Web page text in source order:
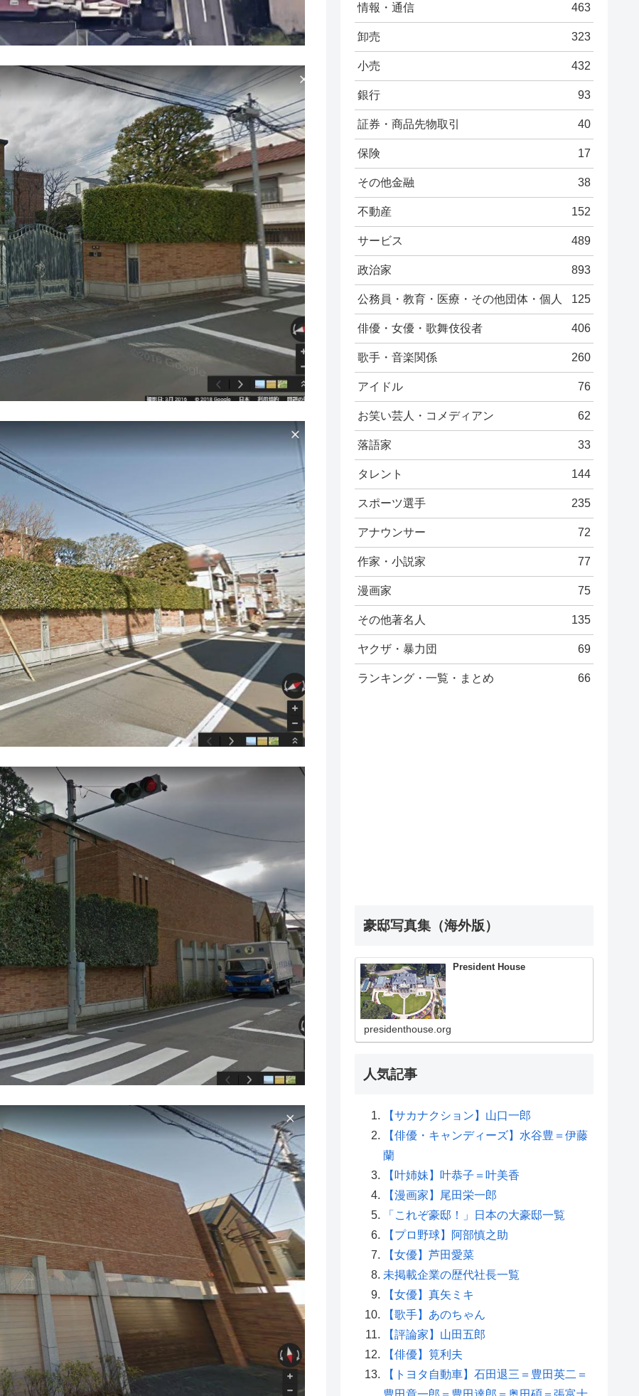
情報・通信 463
卸売 323
小売 432
銀行 93
証券・商品先物取引 40
保険 17
その他金融 38
不動産 152
サービス 489
政治家 893
公務員・教育・医療・その他団体・個人 125
俳優・女優・歌舞伎役者 406
歌手・音楽関係 260
アイドル 76
お笑い芸人・コメディアン 62
落語家 33
タレント 144
スポーツ選手 235
アナウンサー 72
作家・小説家 77
漫画家 75
その他著名人 135
ヤクザ・暴力団 69
ランキング・一覧・まとめ 66
豪邸写真集（海外版）
President House
presidenthouse.org
人気記事
【サカナクション】山口一郎
【俳優・キャンディーズ】水谷豊＝伊藤
蘭
【叶姉妹】叶恭子＝叶美香
【漫画家】尾田栄一郎
「これぞ豪邸！」日本の大豪邸一覧
【プロ野球】阿部慎之助
【女優】芦田愛菜
未掲載企業の歴代社長一覧
【女優】真矢ミキ
【歌手】あのちゃん
【評論家】山田五郎
【俳優】筧利夫
【トヨタ自動車】石田退三＝豊田英二＝